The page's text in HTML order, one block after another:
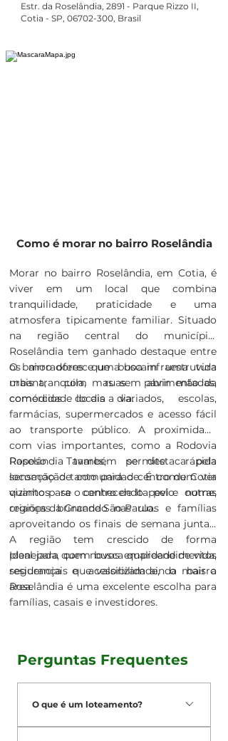
Estr. da Roselândia, 2891 - Parque Rizzo II,
Cotia - SP, 06702-300, Brasil
Como é morar no bairro Roselândia
Morar no bairro Roselândia, em Cotia, é
viver em um local que combina
tranquilidade, praticidade e uma
atmosfera tipicamente familiar. Situado
na região central do município,
Roselândia tem ganhado destaque entre
os moradores que buscam uma vida
mais tranquila, mas sem abrir mão da
comodidade do dia a dia.
O bairro oferece uma boa infraestrutura
urbana, com ruas pavimentadas,
comércios locais variados, escolas,
farmácias, supermercados e acesso fácil
ao transporte público. A proximidade
com vias importantes, como a Rodovia
Raposo Tavares, permite rápida
locomoção tanto para o centro de Cotia
quanto para o centro de Itapevi e outras
regiões da Grande São Paulo.
Roselândia também se destaca pela
sensação de comunidade. É comum ver
vizinhos se conhecendo pelo nome,
crianças brincando nas ruas e famílias
aproveitando os finais de semana juntas.
A região tem crescido de forma
planejada, com novos empreendimentos
residenciais que valorizam ainda mais a
área.
Ideal para quem busca qualidade de vida,
segurança e acessibilidade, o bairro
Roselândia é uma excelente escolha para
famílias, casais e investidores.
Perguntas Frequentes
O que é um loteamento?